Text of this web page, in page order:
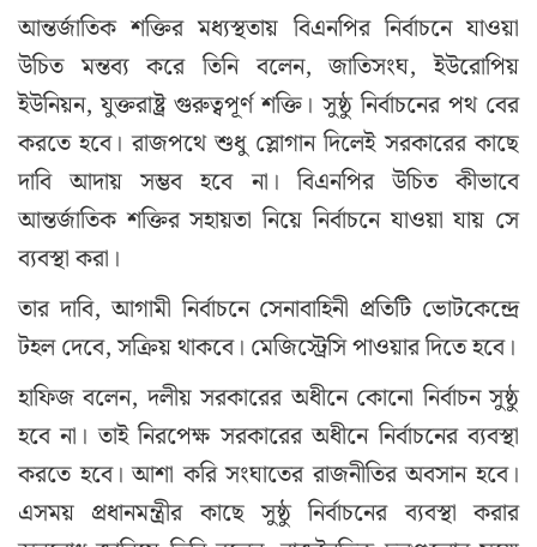
আন্তর্জাতিক শক্তির মধ্যস্থতায় বিএনপির নির্বাচনে যাওয়া
উচিত মন্তব্য করে তিনি বলেন, জাতিসংঘ, ইউরোপিয়
ইউনিয়ন, যুক্তরাষ্ট্র গুরুত্বপূর্ণ শক্তি। সুষ্ঠু নির্বাচনের পথ বের
করতে হবে। রাজপথে শুধু স্লোগান দিলেই সরকারের কাছে
দাবি আদায় সম্ভব হবে না। বিএনপির উচিত কীভাবে
আন্তর্জাতিক শক্তির সহায়তা নিয়ে নির্বাচনে যাওয়া যায় সে
ব্যবস্থা করা।
তার দাবি, আগামী নির্বাচনে সেনাবাহিনী প্রতিটি ভোটকেন্দ্রে
টহল দেবে, সক্রিয় থাকবে। মেজিস্ট্রেসি পাওয়ার দিতে হবে।
হাফিজ বলেন, দলীয় সরকারের অধীনে কোনো নির্বাচন সুষ্ঠু
হবে না। তাই নিরপেক্ষ সরকারের অধীনে নির্বাচনের ব্যবস্থা
করতে হবে। আশা করি সংঘাতের রাজনীতির অবসান হবে।
এসময় প্রধানমন্ত্রীর কাছে সুষ্ঠু নির্বাচনের ব্যবস্থা করার